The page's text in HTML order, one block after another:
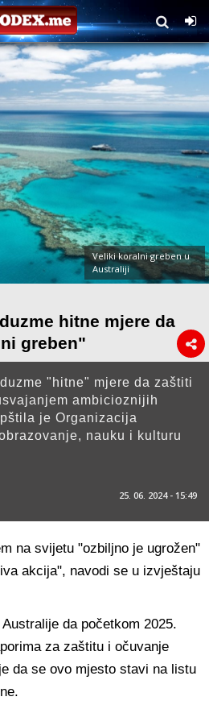
Veliki koralni greben u
Australiji
hitne mjere da
greben"
"hitne" mjere da zaštiti
ambicioznijih
je Organizacija
nauku i kulturu
25. 06. 2024 - 15:49
na svijetu "ozbiljno je ugrožen"
akcija", navodi se u izvještaju
da početkom 2025.
za zaštitu i očuvanje
da se ovo mjesto stavi na listu